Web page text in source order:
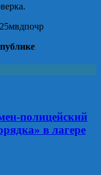
полицейский
в лагере